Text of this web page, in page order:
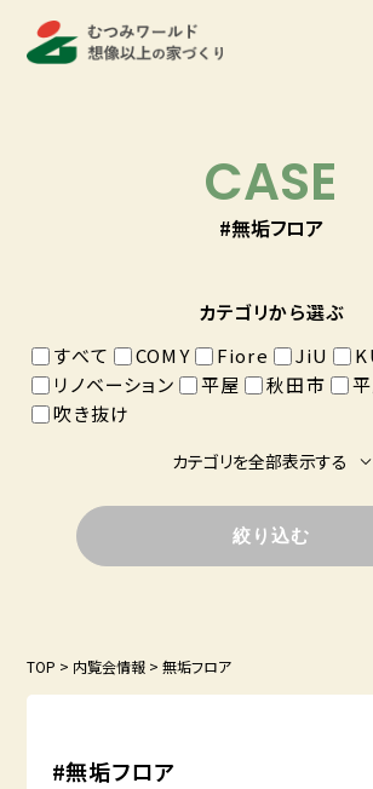
CASE
#無垢フロア
カテゴリから選ぶ
すべて
COMY Fiore JiU
リノベーション
平屋 秋田市
吹き抜け
カテゴリを全部表示する
TOP > 内覧会情報 >無垢フロア
#無垢フロア